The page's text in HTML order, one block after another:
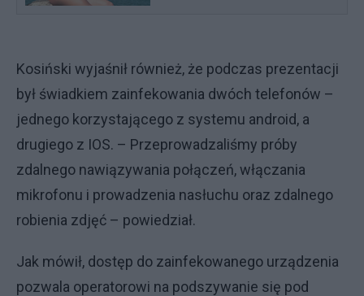
Kosiński wyjaśnił również, że podczas prezentacji
był świadkiem zainfekowania dwóch telefonów –
jednego korzystającego z systemu android, a
drugiego z IOS. – Przeprowadzaliśmy próby
zdalnego nawiązywania połączeń, włączania
mikrofonu i prowadzenia nasłuchu oraz zdalnego
robienia zdjęć – powiedział.
Jak mówił, dostęp do zainfekowanego urządzenia
pozwala operatorowi na podszywanie się pod